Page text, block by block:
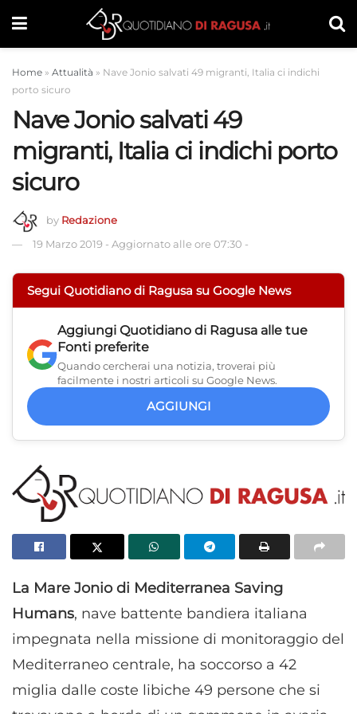
Home » Attualità » Nave Jonio salvati 49 migranti, Italia ci indichi
porto sicuro
Nave Jonio salvati 49
migranti, Italia ci indichi porto
sicuro
by Redazione
19 Marzo 2019 - Aggiornato alle ore 07:30 -
Segui Quotidiano di Ragusa su Google News
Aggiungi Quotidiano di Ragusa alle tue
Fonti preferite
Quando cercherai una notizia, troverai più
facilmente i nostri articoli su Google News.
AGGIUNGI
La Mare Jonio di Mediterranea Saving
Humans, nave battente bandiera italiana
impegnata nella missione di monitoraggio del
Mediterraneo centrale, ha soccorso a 42
miglia dalle coste libiche 49 persone che si